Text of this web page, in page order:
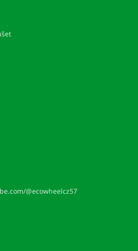
@ecowheelcz57